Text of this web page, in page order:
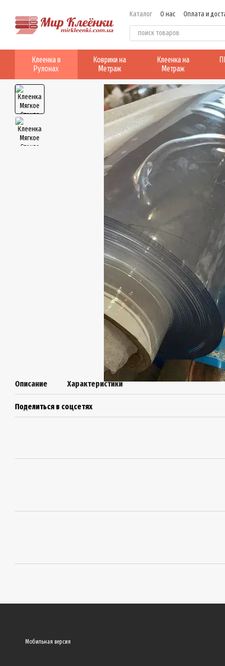
Каталог О нас Оплата и
Клеенка в
Рулонах
Коврики на
Метраж
Клеенка на
Метраж
Описание Характеристики
Поделиться в соцсетях
Мобильная версия